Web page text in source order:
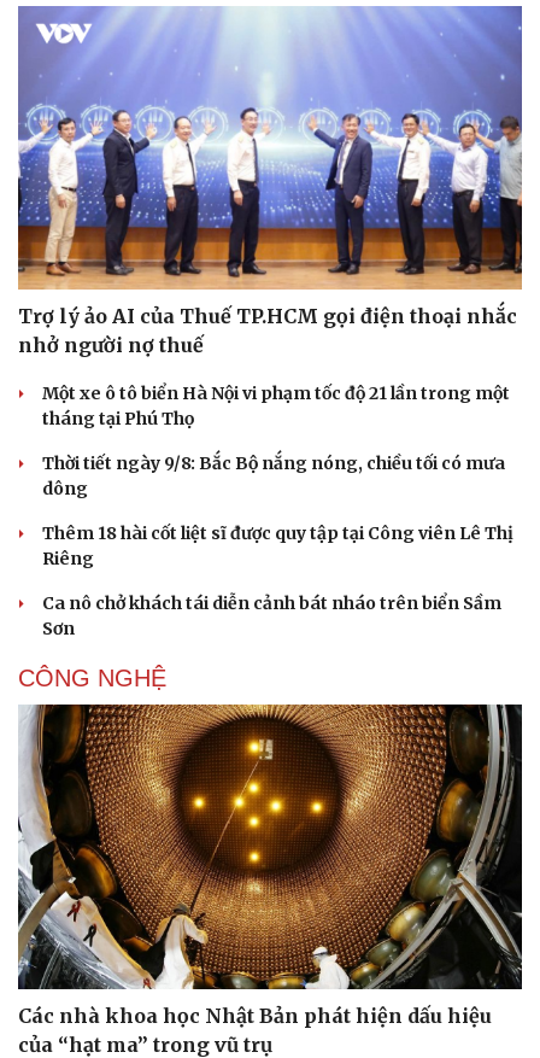
Trợ lý ảo AI của Thuế TP.HCM gọi điện thoại nhắc
nhở người nợ thuế
Một xe ô tô biển Hà Nội vi phạm tốc độ 21 lần trong một
tháng tại Phú Thọ
Thời tiết ngày 9/8: Bắc Bộ nắng nóng, chiều tối có mưa
dông
Thêm 18 hài cốt liệt sĩ được quy tập tại Công viên Lê Thị
Riêng
Ca nô chở khách tái diễn cảnh bát nháo trên biển Sầm
Sơn
CÔNG NGHỆ
Các nhà khoa học Nhật Bản phát hiện dấu hiệu
của “hạt ma” trong vũ trụ